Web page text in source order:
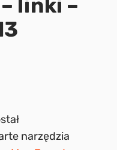
linki –
narzędzia